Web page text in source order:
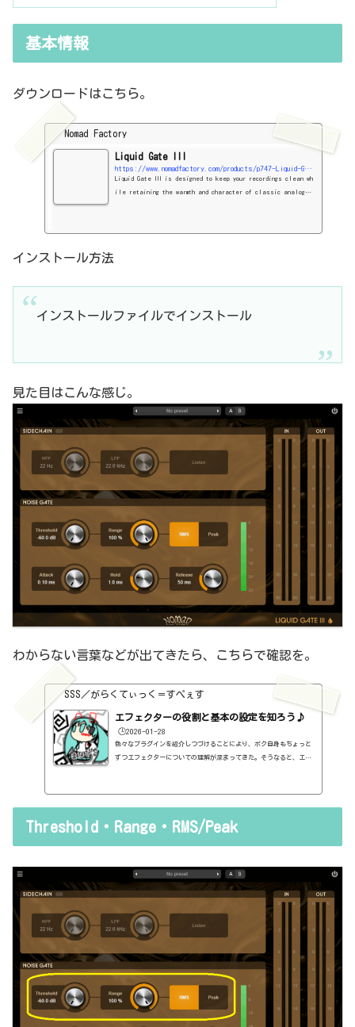
基本情報
ダウンロードはこちら。
Nomad Factory
Liquid Gate III
https://www.nomadfactory.com/products/p747-Liquid-Gate-III/
Liquid Gate III is designed to keep your recordings clean wh
ile retaining the warmth and character of classic analog g
インストール方法
インストールファイルでインストール
見た目はこんな感じ。
わからない言葉などが出てきたら、こちらで確認を。
SSS／がらくてぃっく＝すぺぇす
エフェクターの役割と基本の設定を知ろう♪
🕒️2026-01-28
色々なプラグインを紹介しつづけることにより、ボク自身もちょっと
ずつエフェクターについての理解が深まってきた。そうなると、エフ
で基本的なつまみに関する説明を毎回書くのも、それはそれで面倒く
Threshold・Range・RMS/Peak